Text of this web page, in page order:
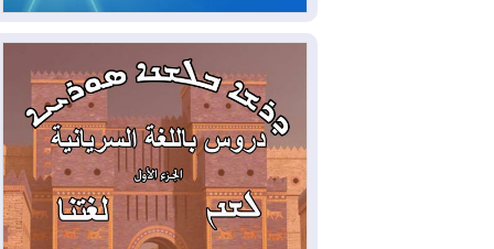
2026-08-03العراق يؤكد مجدداً التزامه
بمنع الهجمات على الدول المجاورة
2026-08-03العجز والاقتراض يطوقان
المالية العراقية.. اقتراض يتجاوز 3 تريليونات
دينار!
2026-08-03كوبا تغرق في الظلام مجددا
وانهيار الشبكة الكهربائية